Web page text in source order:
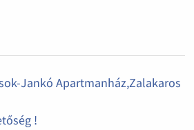
Jankó Apartmanház,Zalakaros
!